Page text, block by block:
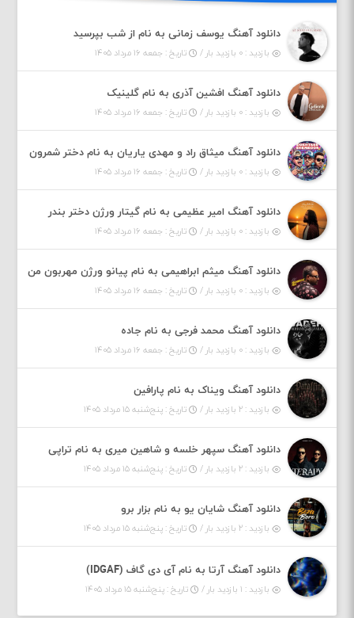
دانلود آهنگ یوسف زمانی به نام از شب بپرسید
بازدید : ۰ بازدید بار / تاریخ : جمعه ۱۶ مرداد ۱۴۰۵
دانلود آهنگ افشین آذری به نام گلینیک
بازدید : ۰ بازدید بار / تاریخ : جمعه ۱۶ مرداد ۱۴۰۵
دانلود آهنگ میثاق راد و مهدی یاریان به نام دختر شمرون
بازدید : ۰ بازدید بار / تاریخ : جمعه ۱۶ مرداد ۱۴۰۵
دانلود آهنگ امیر عظیمی به نام گیتار ورژن دختر بندر
بازدید : ۰ بازدید بار / تاریخ : جمعه ۱۶ مرداد ۱۴۰۵
دانلود آهنگ میثم ابراهیمی به نام پیانو ورژن مهربون من
بازدید : ۰ بازدید بار / تاریخ : جمعه ۱۶ مرداد ۱۴۰۵
دانلود آهنگ محمد فرجی به نام جاده
بازدید : ۰ بازدید بار / تاریخ : جمعه ۱۶ مرداد ۱۴۰۵
دانلود آهنگ ویناک به نام پارافین
بازدید : ۲ بازدید بار / تاریخ : پنج‌شنبه ۱۵ مرداد ۱۴۰۵
دانلود آهنگ سپهر خلسه و شاهین میری به نام تراپی
بازدید : ۲ بازدید بار / تاریخ : پنج‌شنبه ۱۵ مرداد ۱۴۰۵
دانلود آهنگ شایان یو به نام بزار برو
بازدید : ۲ بازدید بار / تاریخ : پنج‌شنبه ۱۵ مرداد ۱۴۰۵
دانلود آهنگ آرتا به نام آی دی گاف (IDGAF)
بازدید : ۱ بازدید بار / تاریخ : پنج‌شنبه ۱۵ مرداد ۱۴۰۵